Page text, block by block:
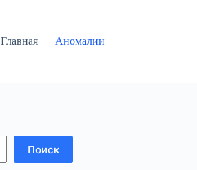
Главная Аномалии
Поиск